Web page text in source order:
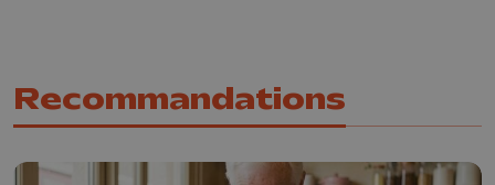
Recommandations